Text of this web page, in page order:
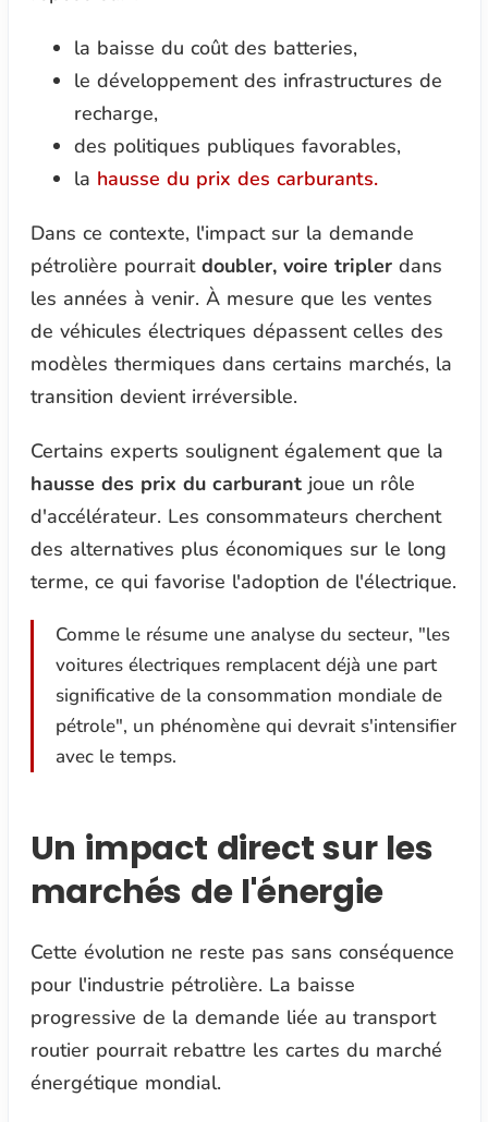
la baisse du coût des batteries,
le développement des infrastructures de
recharge,
des politiques publiques favorables,
la hausse du prix des carburants.
Dans ce contexte, l'impact sur la demande
pétrolière pourrait doubler, voire triplerdans
les années à venir. À mesure que les ventes
de véhicules électriques dépassent celles des
modèles thermiques dans certains marchés, la
transition devient irréversible.
Certains experts soulignent également que la
hausse des prix du carburantjoue un rôle
d'accélérateur. Les consommateurs cherchent
des alternatives plus économiques sur le long
terme, ce qui favorise l'adoption de l'électrique.
Comme le résume une analyse du secteur, "les
voitures électriques remplacent déjà une part
significative de la consommation mondiale de
pétrole", un phénomène qui devrait s'intensifier
avec le temps.
Un impact direct sur les
marchés de l'énergie
Cette évolution ne reste pas sans conséquence
pour l'industrie pétrolière. La baisse
progressive de la demande liée au transport
routier pourrait rebattre les cartes du marché
énergétique mondial.